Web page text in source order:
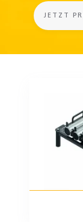
JETZT